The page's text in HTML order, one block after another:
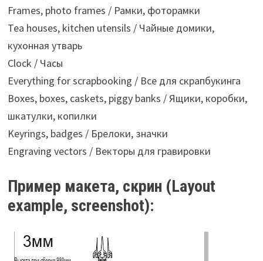
Frames, photo frames / Рамки, фоторамки
Tea houses, kitchen utensils / Чайные домики,
кухонная утварь
Clock / Часы
Everything for scrapbooking / Все для скрапбукинга
Boxes, boxes, caskets, piggy banks / Ящики, коробки,
шкатулки, копилки
Keyrings, badges / Брелоки, значки
Engraving vectors / Векторы для гравировки
Пример макета, скрин (Layout
example, screenshot):